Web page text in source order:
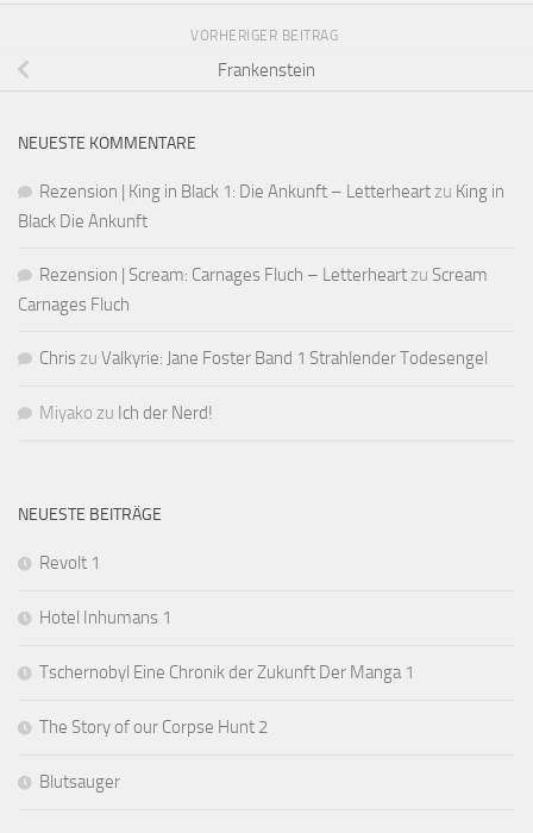
VORHERIGER BEITRAG
Frankenstein
NEUESTE KOMMENTARE
Rezension | King in Black 1: Die Ankunft – Letterheartzu King in
Black Die Ankunft
Rezension | Scream: Carnages Fluch – Letterheartzu Scream
Carnages Fluch
Chriszu Valkyrie: Jane Foster Band 1 Strahlender Todesengel
Miyako zu Ich der Nerd!
NEUESTE BEITRÄGE
Revolt 1
Hotel Inhumans 1
Tschernobyl Eine Chronik der Zukunft Der Manga 1
The Story of our Corpse Hunt 2
Blutsauger